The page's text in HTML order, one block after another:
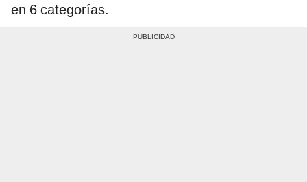
en 6 categorías.